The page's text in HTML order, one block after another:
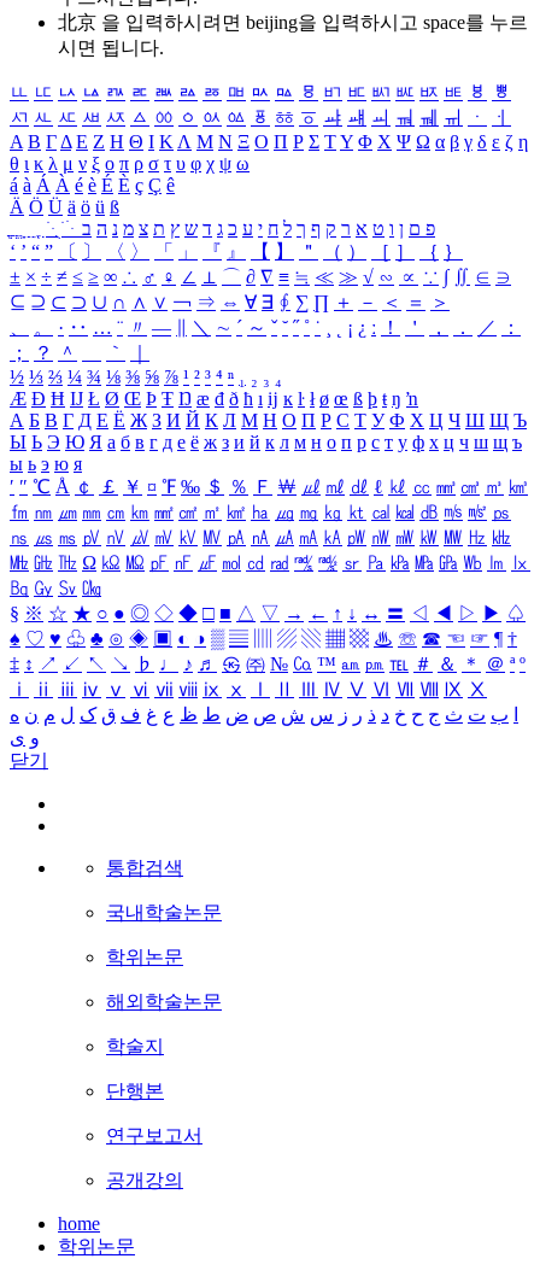
北京 을 입력하시려면 beijing을 입력하시고 space를 누르
시면 됩니다.
ㅥ ㅦ ㅧ ㅨ ㅩ ㅪ ㅫ ㅬ ㅭ ㅮ ㅯ ㅰ ㅱ ㅲ ㅳ ㅴ ㅵ ㅶ ㅷ ㅸ
ㅹ
ㅺ ㅻ ㅼ ㅽ ㅾ ㅿ ㆀ ㆁ ㆂ ㆃ ㆄ ㆅ ㆆ ㆇ ㆈ ㆉ ㆊ ㆋ ㆌ ㆍ
ㆎ
Α Β ΓΔ Ε Ζ Η Θ Ι ΚΛ Μ Ν Ξ Ο Π Ρ Σ ΤΥ Φ Χ Ψ Ω α β γ δ ε ζ η
θ ι κ λ μ ν ξ ο π ρ σ τ υ φ χ ψ ω
á à Á À é è É È ç Ç ê
Ä Ö Ü ä ö ü ß
ִֶֹ ֻּ ׁׂ פ ם ן ו ט א ר ק ף ך ל ח י ע כ ג ד ש ץ ת צ מ נ ה ב
‘ ’ “ ” 〔 〕 〈 〉 「 」 『 』 【 】 ＂ （ ） ［ ］ ｛ ｝
± × ÷ ≠ ≤ ≥ ∞ ∴ ♂ ♀ ∠ ⊥ ⌒ ∂ ∇ ≡ ≒ ≪ ≫ √ ∽ ∝ ∵ ∫ ∬ ∈ ∋
⊆ ⊇ ⊂ ⊃ ∪ ∩ ∧ ∨ ￢ ⇒ ⇔ ∀ ∃ ∮ ∑ ∏ ＋ － ＜ ＝
＞
、
。 · ‥ … ¨ 〃 ― ＼ ∼ ´ ～ ˇ ˘ ˝ ˚ ˙ ¸ ¡ ¿ ː ！ ＇ ， ． ／
：
；
？ ＾ ｀
½ ⅓ ⅔ ¼ ¾ ⅛ ⅜ ⅝ ⅞ ¹ ² ³ ⁴ ⁿ ₁ ₂ ₃ ₄
Æ Ð Ħ Ĳ Ł Ø Œ Þ Ŧ Ŋ æ đ ð ħ ı ĳ ĸ ŀ ł ø œ ß þ ŧ ŋ ŉ
А Б В Г Д Е Ё Ж З И Й К Л М Н О П Р С Т У Ф Х Ц Ч Ш Щ Ъ
Ы Ь Э Ю Я а б в г д е ё ж з и й к л м н о п р с т у ф х ц ч ш щ ъ
ы ь э ю я
′ ″ ℃ Å ￠ ￡ ￥ ¤ ℉ ‰ ＄ ％ Ｆ ￦ ㎕ ㎖ ㎗ ℓ ㎘ ㏄ ㎣ ㎤ ㎥ ㎦
㎙ ㎚ ㎛ ㎜ ㎝ ㎞ ㎟ ㎠ ㎡ ㎢ ㏊ ㎍ ㎎ ㎏ ㏏ ㎈ ㎉ ㏈ ㎧ ㎨ ㎰
㎱ ㎲ ㎳ ㎴ ㎵ ㎶ ㎷ ㎸ ㎹ ㎀ ㎁ ㎂ ㎃ ㎄ ㎺ ㎻ ㎽ ㎾ ㎿ ㎐ ㎑
㎒ ㎓ ㎔ Ω ㏀ ㏁ ㎊ ㎋ ㎌ ㏖ ㏅ ㎭ ㎮ ㎯ ㏛ ㎩ ㎪ ㎫ ㎬ ㏝ ㏐
㏓
㏃ ㏉ ㏜ ㏆
§ ※ ☆ ★ ○ ● ◎ ◇ ◆ □ ■ △ ▽ → ← ↑ ↓ ↔ 〓 ◁ ◀ ▷ ▶ ♤
♠ ♡ ♥ ♧ ♣ ⊙ ◈ ▣ ◐ ◑ ▒ ▤ ▨ ▧ ▦ ▩ ♨ ☏ ☎ ☜ ☞ ¶ †
‡ ↕ ↗ ↙ ↖ ↘ ♭ ♩ ♪ ♬ ㉿ ㈜ № ㏇ ™ ㏂ ㏘ ℡ ＃ ＆ ＊ ＠ ª º
ⅰ
ⅱ ⅲ ⅳ ⅴ ⅵ ⅶ ⅷ ⅸ ⅹ Ⅳ Ⅴ Ⅵ Ⅶ Ⅷ Ⅸ Ⅹ
ب ت ث ج ح خ د ذ ر ز س ش ص ض ط ظ ع غ ف ق ک ل م ن ه
و ی
닫기
통합검색
국내학술논문
학위논문
해외학술논문
학술지
단행본
연구보고서
공개강의
home
학위논문